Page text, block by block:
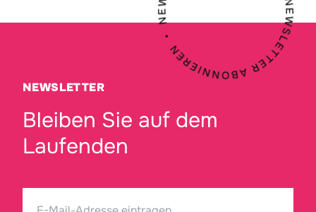
NEWSLETTER
Bleiben Sie auf dem
Laufenden